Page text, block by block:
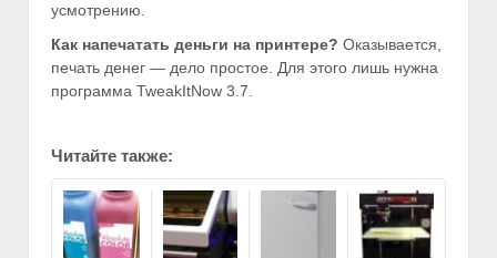
усмотрению.
Как напечатать деньги на принтере? Оказывается,
печать денег — дело простое. Для этого лишь нужна
программа TweakItNow 3.7.
Читайте также: